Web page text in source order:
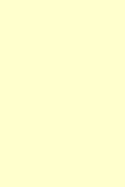
礒
世
谷
中
溝
吉